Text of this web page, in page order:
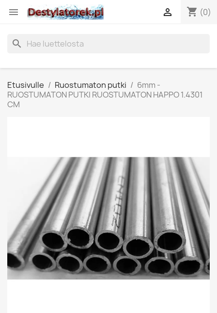
 shopping_cart (0)

search
Etusivulle Ruostumaton putki
6mm -
RUOSTUMATON PUTKI RUOSTUMATON HAPPO 1.4301
CM